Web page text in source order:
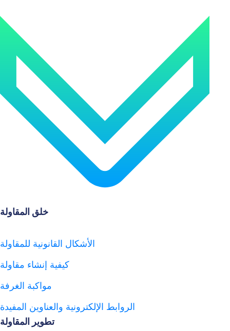
خلق المقاولة
الأشكال القانونية للمقاولة
كيفية إنشاء مقاولة
مواكبة الغرفة
الروابط الإلكترونية والعناوين المفيدة
تطوير المقاولة